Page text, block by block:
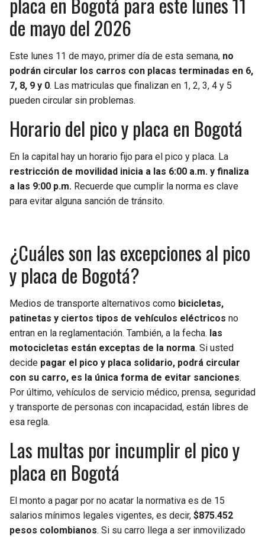
PANTHERS
BUCCANEERS
JAZZ
de mayo del 2026
Este lunes 11 de mayo, primer día de esta semana, no
podrán circular los carros con placas terminadas en 6,
7, 8, 9 y 0. Las matriculas que finalizan en 1, 2, 3, 4 y 5
pueden circular sin problemas.
Horario del pico y placa en Bogotá
En la capital hay un horario fijo para el pico y placa. La
restricción de movilidad inicia a las 6:00 a.m. y finaliza
a las 9:00 p.m. Recuerde que cumplir la norma es clave
para evitar alguna sanción de tránsito.
¿Cuáles son las excepciones al pico
y placa de Bogotá?
Medios de transporte alternativos como bicicletas,
patinetas y ciertos tipos de vehículos eléctricos no
entran en la reglamentación. También, a la fecha. las
motocicletas están exceptas de la norma. Si usted
decide pagar el pico y placa solidario, podrá circular
con su carro, es la única forma de evitar sanciones.
Por último, vehículos de servicio médico, prensa, seguridad
y transporte de personas con incapacidad, están libres de
esa regla.
Las multas por incumplir el pico y
placa en Bogotá
El monto a pagar por no acatar la normativa es de 15
salarios mínimos legales vigentes, es decir, $875.452
pesos colombianos. Si su carro llega a ser inmovilizado